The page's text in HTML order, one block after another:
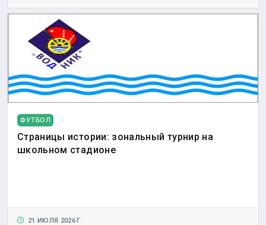
ФУТБОЛ
Страницы истории: зональный турнир на
школьном стадионе
21 ИЮЛЯ 2026 Г.